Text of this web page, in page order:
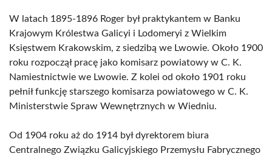
W latach 1895-1896 Roger był praktykantem w Banku
Krajowym Królestwa Galicyi i Lodomeryi z Wielkim
Księstwem Krakowskim, z siedzibą we Lwowie. Około 1900
roku rozpoczął pracę jako komisarz powiatowy w C. K.
Namiestnictwie we Lwowie. Z kolei od około 1901 roku
pełnił funkcję starszego komisarza powiatowego w C. K.
Ministerstwie Spraw Wewnętrznych w Wiedniu.
Od 1904 roku aż do 1914 był dyrektorem biura
Centralnego Związku Galicyjskiego Przemysłu Fabrycznego